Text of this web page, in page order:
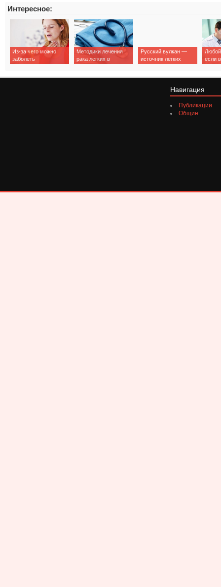
Интересное:
Из-за чего можно
заболеть
Методики лечения
рака легких в
Русский вулкан —
источник легких
если
Навигация
Публикации
Общие